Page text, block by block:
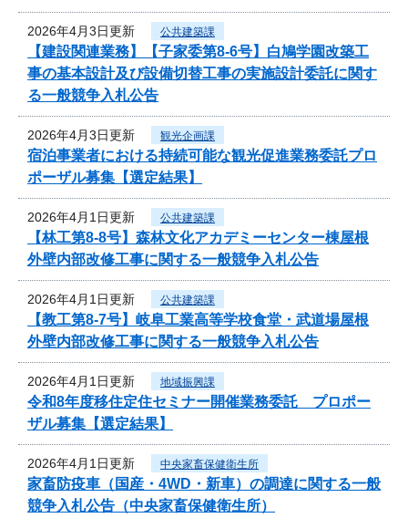
2026年4月3日更新 公共建築課
【建設関連業務】【子家委第8-6号】白鳩学園改築工
事の基本設計及び設備切替工事の実施設計委託に関す
る一般競争入札公告
2026年4月3日更新 観光企画課
宿泊事業者における持続可能な観光促進業務委託プロ
ポーザル募集【選定結果】
2026年4月1日更新 公共建築課
【林工第8-8号】森林文化アカデミーセンター棟屋根
外壁内部改修工事に関する一般競争入札公告
2026年4月1日更新 公共建築課
【教工第8-7号】岐阜工業高等学校食堂・武道場屋根
外壁内部改修工事に関する一般競争入札公告
2026年4月1日更新 地域振興課
令和8年度移住定住セミナー開催業務委託 プロポー
ザル募集【選定結果】
2026年4月1日更新 中央家畜保健衛生所
家畜防疫車（国産・4WD・新車）の調達に関する一般
競争入札公告（中央家畜保健衛生所）